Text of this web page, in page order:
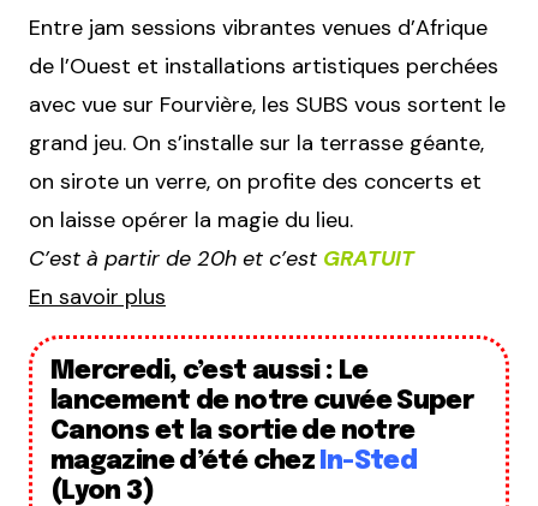
Entre jam sessions vibrantes venues d’Afrique
de l’Ouest et installations artistiques perchées
avec vue sur Fourvière, les SUBS vous sortent le
grand jeu. On s’installe sur la terrasse géante,
on sirote un verre, on profite des concerts et
on laisse opérer la magie du lieu.
C’est à partir de 20h et c’est GRATUIT
En savoir plus
Mercredi, c’est aussi : Le
lancement de notre cuvée Super
Canons et la sortie de notre
magazine d’été chez In-Sted
(Lyon 3)